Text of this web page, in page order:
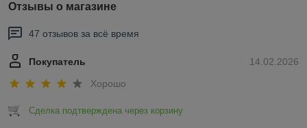
Отзывы о магазине
47 отзывов за всё время
14.02.2026
Покупатель
Хорошо
Сделка подтверждена через корзину